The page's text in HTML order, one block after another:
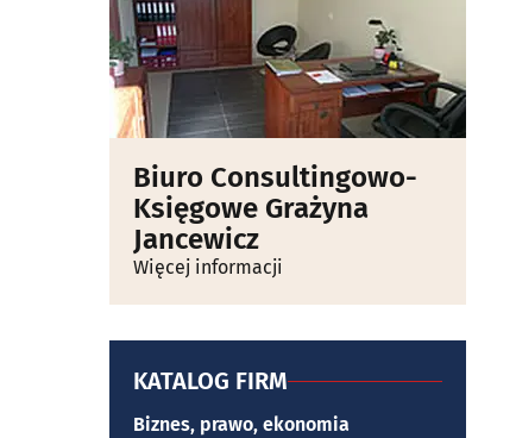
Biuro Consultingowo-
Księgowe Grażyna
Jancewicz
Więcej informacji
KATALOG FIRM
Biznes, prawo, ekonomia